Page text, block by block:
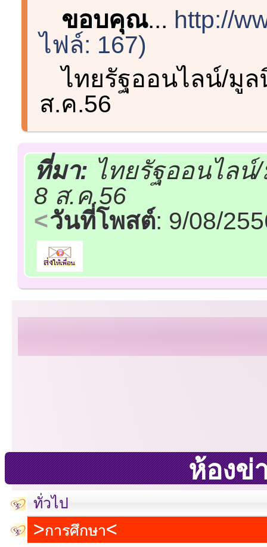
ขอบคุณ... http://
ไฟล์: 167)
ไทยรัฐออนไลน์/มู
ส.ค.56
ที่มา: ไทยรัฐออนไล
8 ส.ค.56
วันที่โพสต์: 9/08/
ห้องข่
ทั่วไป
การศึกษา